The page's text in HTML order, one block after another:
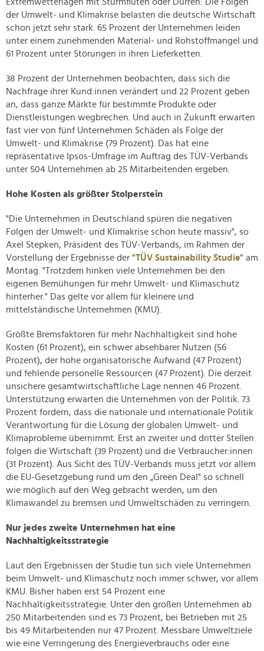
der Umwelt- und Klimakrise belasten die deutsche Wirtschaft
schon jetzt sehr stark. 65 Prozent der Unternehmen leiden
unter einem zunehmenden Material- und Rohstoffmangel und
61 Prozent unter Störungen in ihren Lieferketten.
38 Prozent der Unternehmen beobachten, dass sich die
Nachfrage ihrer Kund:innen verändert und 22 Prozent geben
an, dass ganze Märkte für bestimmte Produkte oder
Dienstleistungen wegbrechen. Und auch in Zukunft erwarten
fast vier von fünf Unternehmen Schäden als Folge der
Umwelt- und Klimakrise (79 Prozent). Das hat eine
repräsentative Ipsos-Umfrage im Auftrag des TÜV-Verbands
unter 504 Unternehmen ab 25 Mitarbeitenden ergeben.
Hohe Kosten als größter Stolperstein
"Die Unternehmen in Deutschland spüren die negativen
Folgen der Umwelt- und Klimakrise schon heute massiv", so
Axel Stepken, Präsident des TÜV-Verbands, im Rahmen der
Vorstellung der Ergebnisse der "TÜV Sustainability Studie" am
Montag. "Trotzdem hinken viele Unternehmen bei den
eigenen Bemühungen für mehr Umwelt- und Klimaschutz
hinterher." Das gelte vor allem für kleinere und
mittelständische Unternehmen (KMU).
Größte Bremsfaktoren für mehr Nachhaltigkeit sind hohe
Kosten (61 Prozent), ein schwer absehbarer Nutzen (56
Prozent), der hohe organisatorische Aufwand (47 Prozent)
und fehlende personelle Ressourcen (47 Prozent). Die derzeit
unsichere gesamtwirtschaftliche Lage nennen 46 Prozent.
Unterstützung erwarten die Unternehmen von der Politik. 73
Prozent fordern, dass die nationale und internationale Politik
Verantwortung für die Lösung der globalen Umwelt- und
Klimaprobleme übernimmt. Erst an zweiter und dritter Stellen
folgen die Wirtschaft (39 Prozent) und die Verbraucher:innen
(31 Prozent). Aus Sicht des TÜV-Verbands muss jetzt vor allem
die EU-Gesetzgebung rund um den „Green Deal" so schnell
wie möglich auf den Weg gebracht werden, um den
Klimawandel zu bremsen und Umweltschäden zu verringern.
Nur jedes zweite Unternehmen hat eine
Nachhaltigkeitsstrategie
Laut den Ergebnissen der Studie tun sich viele Unternehmen
beim Umwelt- und Klimaschutz noch immer schwer, vor allem
KMU. Bisher haben erst 54 Prozent eine
Nachhaltigkeitsstrategie. Unter den großen Unternehmen ab
250 Mitarbeitenden sind es 73 Prozent, bei Betrieben mit 25
bis 49 Mitarbeitenden nur 47 Prozent. Messbare Umweltziele
wie eine Verringerung des Energieverbrauchs oder eine